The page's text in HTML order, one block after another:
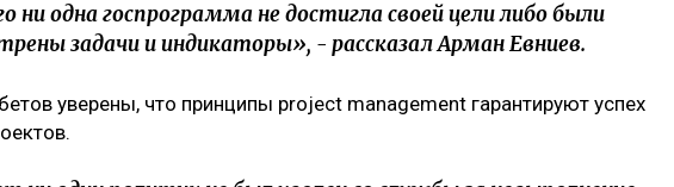
ни одна госпрограмма не достигла своей цели либо были
задачи и индикаторы», - рассказал Арман Евниев.
уверены, что принципы project management гарантируют успех